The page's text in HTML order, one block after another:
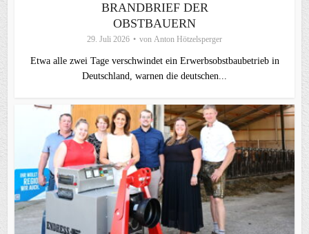
BRANDBRIEF DER
OBSTBAUERN
29. Juli 2026 von Anton Hötzelsperger
Etwa alle zwei Tage verschwindet ein Erwerbsobstbaubetrieb in
Deutschland, warnen die deutschen...